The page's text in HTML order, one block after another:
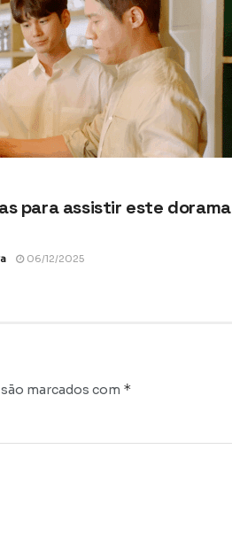
para assistir este dorama
06/12/2025
marcados com *